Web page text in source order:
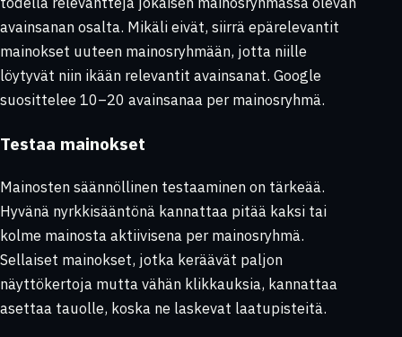
avainsanan osalta. Mikäli eivät, siirrä epärelevantit
mainokset uuteen mainosryhmään, jotta niille
löytyvät niin ikään relevantit avainsanat. Google
suosittelee 10–20 avainsanaa per mainosryhmä.
Testaa mainokset
Mainosten säännöllinen testaaminen on tärkeää.
Hyvänä nyrkkisääntönä kannattaa pitää kaksi tai
kolme mainosta aktiivisena per mainosryhmä.
Sellaiset mainokset, jotka keräävät paljon
näyttökertoja mutta vähän klikkauksia, kannattaa
asettaa tauolle, koska ne laskevat laatupisteitä.